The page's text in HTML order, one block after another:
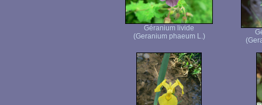
Géranium livide
(Geranium phaeum L.)